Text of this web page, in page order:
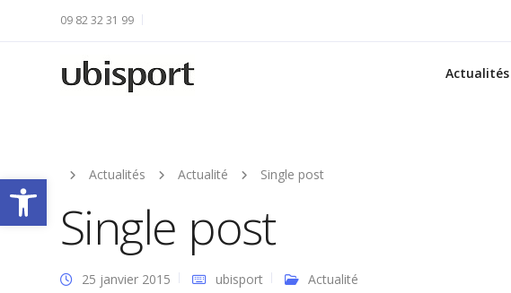
Ouvrir la barre d’outils
09 82 32 31 99
Actualités
Actualités Actualité Single post
Single post
25 janvier 2015 ubisport Actualité